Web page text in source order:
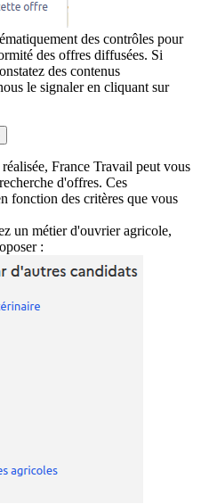
des contrôles pour
des offres diffusées. Si
des contenus
le signaler en cliquant sur
France Travail peut vous
d'offres. Ces
fonction des critères que vous
un métier d'ouvrier agricole,
: